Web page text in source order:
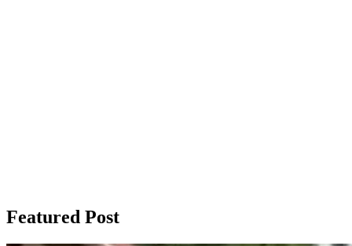
Featured Post